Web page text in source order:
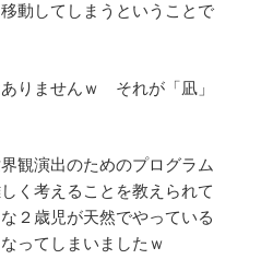
動してしまうということで
りませんｗ それが「凪」
観演出のためのプログラム
く考えることを教えられて
２歳児が天然でやっている
ってしまいましたｗ